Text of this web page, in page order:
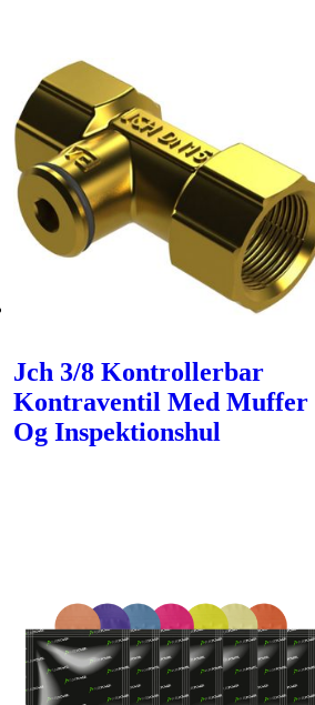
Jch 3/8 Kontrollerbar
Kontraventil Med Muffer
Og Inspektionshul